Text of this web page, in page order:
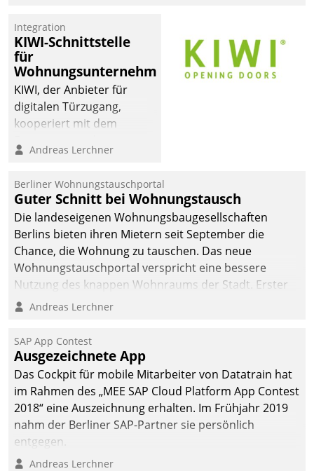
und Beschwerde-Management einen eigenen Kanal
ein.
Integration
KIWI-Schnittstelle
für
Wohnungsunternehmen
KIWI, der Anbieter für
digitalen Türzugang,
kooperiert mit dem
Softwareentwicklungshaus
Andreas Lerchner
Berliner Wohnungstauschportal
Guter Schnitt bei Wohnungstausch
Die landeseigenen Wohnungsbaugesellschaften
Berlins bieten ihren Mietern seit September die
Chance, die Wohnung zu tauschen. Das neue
Wohnungstauschportal verspricht eine bessere
Nutzung des knappen Wohnraums der Stadt. Erster
Anwendungsfall für Datatrains Lösung API-Hub mit
Unternehmen.
Andreas Lerchner
SAP App Contest
Ausgezeichnete App
Das Cockpit für mobile Mitarbeiter von Datatrain hat
im Rahmen des „MEE SAP Cloud Platform App Contest
2018“ eine Auszeichnung erhalten. Im Frühjahr 2019
nahm der Berliner SAP-Partner sie persönlich
entgegen.
Andreas Lerchner